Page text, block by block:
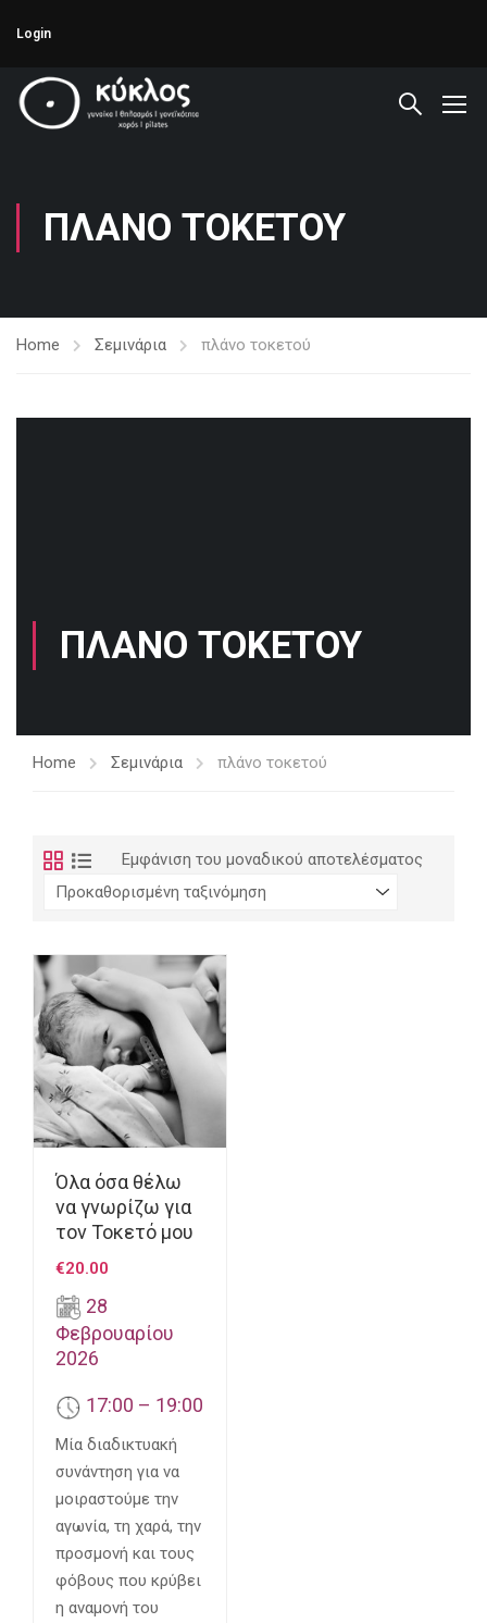
Login
ΠΛΆΝΟ ΤΟΚΕΤΟΎ
Home Σεμινάρια πλάνο τοκετού
ΠΛΆΝΟ ΤΟΚΕΤΟΎ
Home Σεμινάρια πλάνο τοκετού
Εμφάνιση του μοναδικού αποτελέσματος
Όλα όσα θέλω
να γνωρίζω για
τον Τοκετό μου
€20.00
28
Φεβρουαρίου
2026
17:00 – 19:00
Μία διαδικτυακή
συνάντηση για να
μοιραστούμε την
αγωνία, τη χαρά, την
προσμονή και τους
φόβους που κρύβει
η αναμονή του